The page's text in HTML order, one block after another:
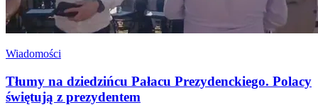
Wiadomości
Tłumy na dziedzińcu Pałacu Prezydenckiego. Polacy
świętują z prezydentem